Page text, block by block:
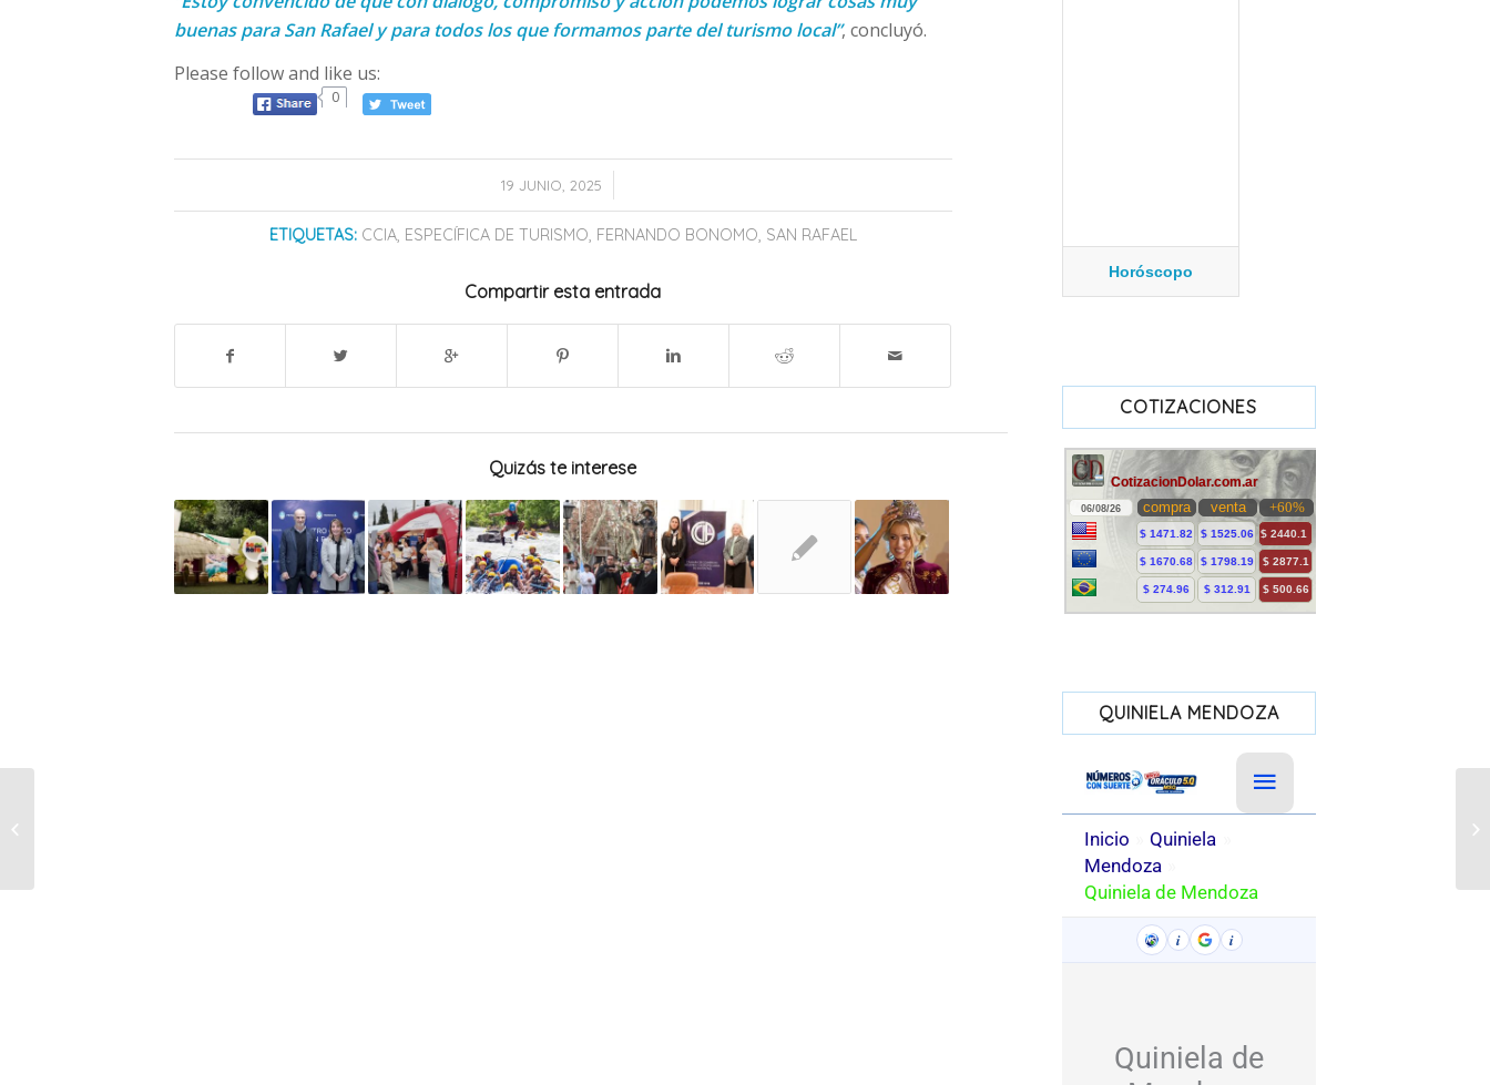
buenas para San Rafael y para todos los que formamos parte del turismo local”, concluyó.
Please follow and like us:
0
19 JUNIO, 2025
/
ETIQUETAS: CCIA, ESPECÍFICA DE TURISMO, FERNANDO BONOMO, SAN RAFAEL
Compartir esta entrada
Quizás te interese
Horóscopo
COTIZACIONES
QUINIELA MENDOZA